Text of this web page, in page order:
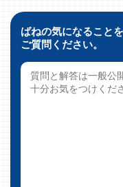
ばねの気になること
ご質問ください。